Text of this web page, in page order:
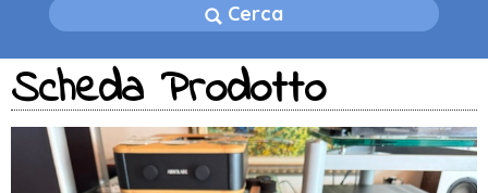
Cerca
Scheda Prodotto